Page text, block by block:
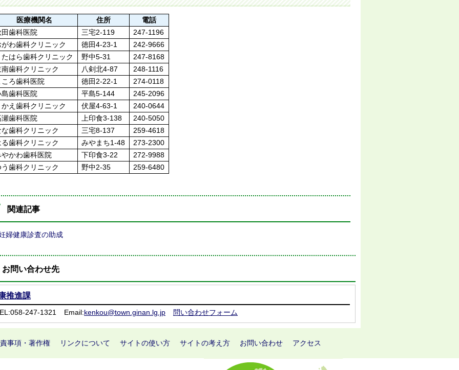
医療機関名 住所
電話
田歯科医院
三宅2-119
247-1196
がわ歯科クリニック
徳田4-23-1
242-9666
たはら歯科クリニック
野中5-31
247-8168
南歯科クリニック
八剣北4-87
248-1116
ころ歯科医院
徳田2-22-1
274-0118
島歯科医院
平島5-144
245-2096
かえ歯科クリニック
伏屋4-63-1
240-0644
瀬歯科医院
上印食3-138
240-5050
な歯科クリニック
三宅8-137
259-4618
る歯科クリニック
みやまち1-48
273-2300
やかわ歯科医院
下印食3-22
272-9988
う歯科クリニック
野中2-35 259-6480
関連記事
婦健康診査の助成
お問い合わせ先
推進課
247-1321 Email:kenkou@town.ginan.lg.jp 問い合わせフォーム
事項・著作権 リンクについて サイトの使い方 サイトの考え方 お問い合わせ アクセス